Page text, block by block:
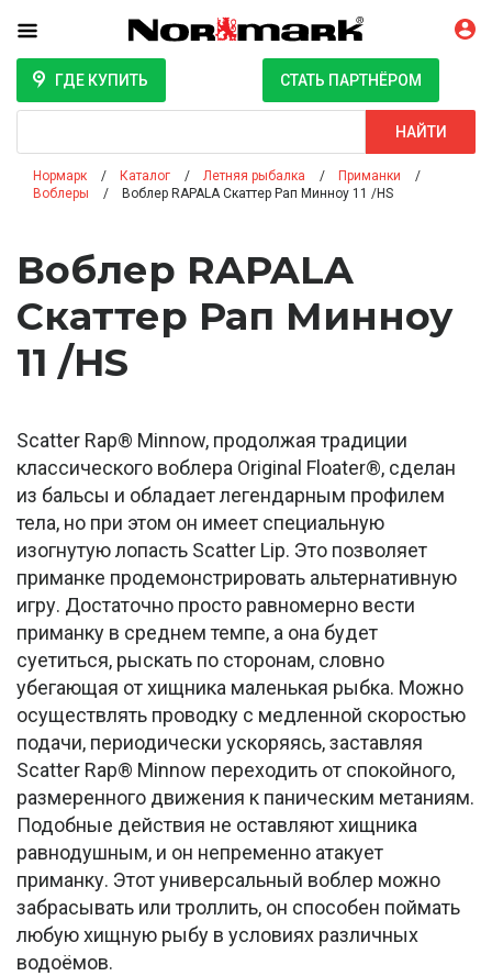
ГДЕ КУПИТЬ СТАТЬ ПАРТНЁРОМ
НАЙТИ
Нормарк Каталог Летняя рыбалка
Приманки
Воблеры
Воблер RAPALA Скаттер Рап Минноу 11 /HS
Воблер RAPALA
Скаттер Рап Минноу
11 /HS
Scatter Rap® Minnow, продолжая традиции
классического воблера Original Floater®, сделан
из бальсы и обладает легендарным профилем
тела, но при этом он имеет специальную
изогнутую лопасть Scatter Lip. Это позволяет
приманке продемонстрировать альтернативную
игру. Достаточно просто равномерно вести
приманку в среднем темпе, а она будет
суетиться, рыскать по сторонам, словно
убегающая от хищника маленькая рыбка. Можно
осуществлять проводку с медленной скоростью
подачи, периодически ускоряясь, заставляя
Scatter Rap® Minnow переходить от спокойного,
размеренного движения к паническим метаниям.
Подобные действия не оставляют хищника
равнодушным, и он непременно атакует
приманку. Этот универсальный воблер можно
забрасывать или троллить, он способен поймать
любую хищную рыбу в условиях различных
водоёмов.